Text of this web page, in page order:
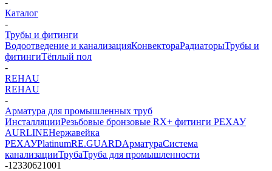
-
Каталог
-
Трубы и фитинги
Водоотведение и канализацияКонвектораРадиаторыТрубы и
фитингиТёплый пол
-
REHAU
REHAU
-
Арматура для промышленных труб
ИнсталляцииРезьбовые бронзовые RX+ фитинги РЕХАУ
AURLINEНержавейка
РЕХАУPlatinumRE.GUARDАрматураСистема
канализацииТрубаТруба для промышленности
-12330621001